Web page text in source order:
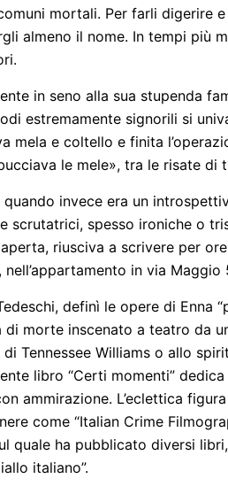
mortali. Per farli digerire
almeno il nome. In tempi più
in seno alla sua stupenda
estremamente signorili si
mela e coltello e finita
le mele», tra le risate di
invece era un
scrutatrici, spesso ironiche o
riusciva a scrivere per
in via Maggio
definì le opere di Enna
di morte inscenato a teatro da
Tennessee Williams o allo
libro “Certi momenti”
ammirazione. L’eclettica
come “Italian Crime
quale ha pubblicato diversi
italiano”.